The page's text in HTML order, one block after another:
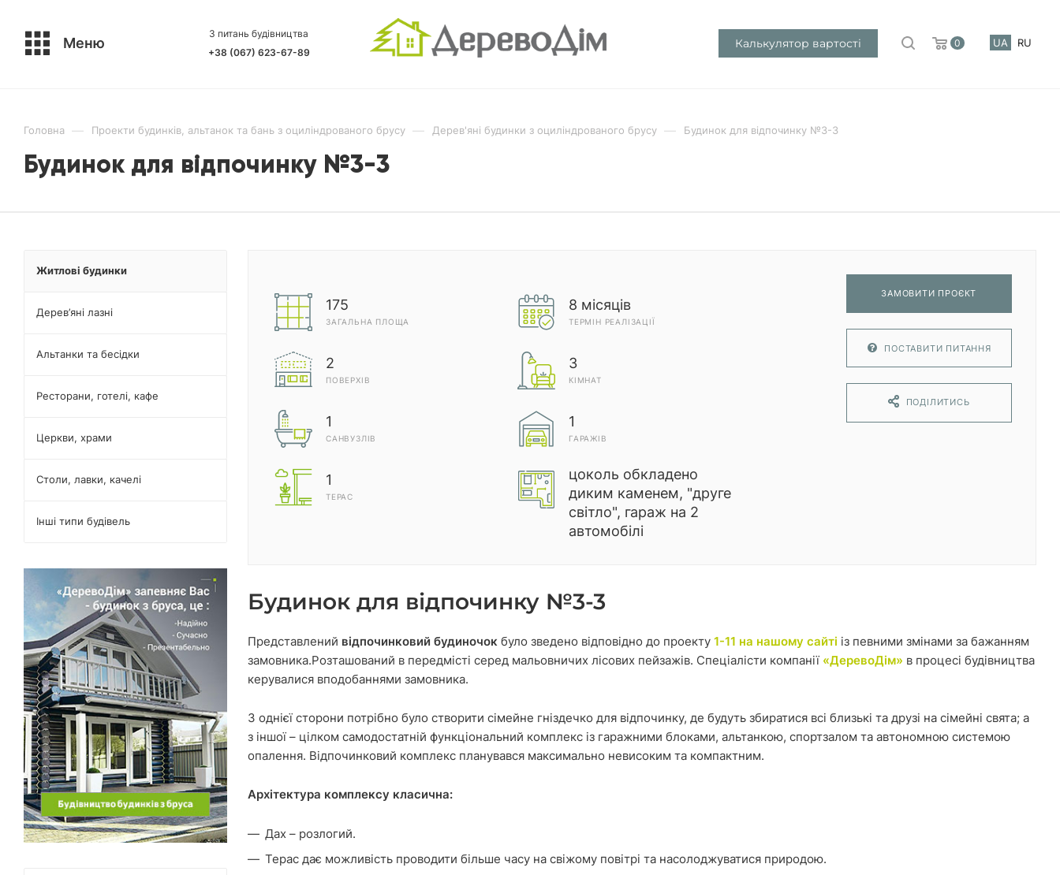
Меню
З питань будівництва
+38 (067) 623-67-89
UA RU
0
Калькулятор вартості
Головна — Проекти будинків, альтанок та бань з оциліндрованого брусу — Дерев'яні будинки з оциліндрованого брусу — Будинок для відпочинку №3-3
Будинок для відпочинку №3-3
175
ЗАГАЛЬНА ПЛОЩА
8 місяців
ТЕРМІН РЕАЛІЗАЦІЇ
2
ПОВЕРХІВ
3
КІМНАТ
1
САНВУЗЛІВ
1
ГАРАЖІВ
1
ТЕРАС
цоколь обкладено
диким каменем, "друге
світло", гараж на 2
автомобілі
ЗАМОВИТИ ПРОЄКТ
ПОСТАВИТИ ПИТАННЯ
ПОДІЛИТИСЬ
Будинок для відпочинку №3-3
Представлений відпочинковий будиночок було зведено відповідно до проекту 1-11 на нашому сайті із певними змінами за бажанням
замовника.Розташований в передмісті серед мальовничих лісових пейзажів. Спеціалісти компанії «ДеревоДім» в процесі будівництва
керувалися вподобаннями замовника.
З однієї сторони потрібно було створити сімейне гніздечко для відпочинку, де будуть збиратися всі близькі та друзі на сімейні свята; а
з іншої – цілком самодостатній функціональний комплекс із гаражними блоками, альтанкою, спортзалом та автономною системою
опалення. Відпочинковий комплекс планувався максимально невисоким та компактним.
Архітектура комплексу класична:
Дах – розлогий.
Терас дає можливість проводити більше часу на свіжому повітрі та насолоджуватися природою.
Житлові будинки
Дерев’яні лазні
Альтанки та бесідки
Ресторани, готелі, кафе
Церкви, храми
Столи, лавки, качелі
Інші типи будівель